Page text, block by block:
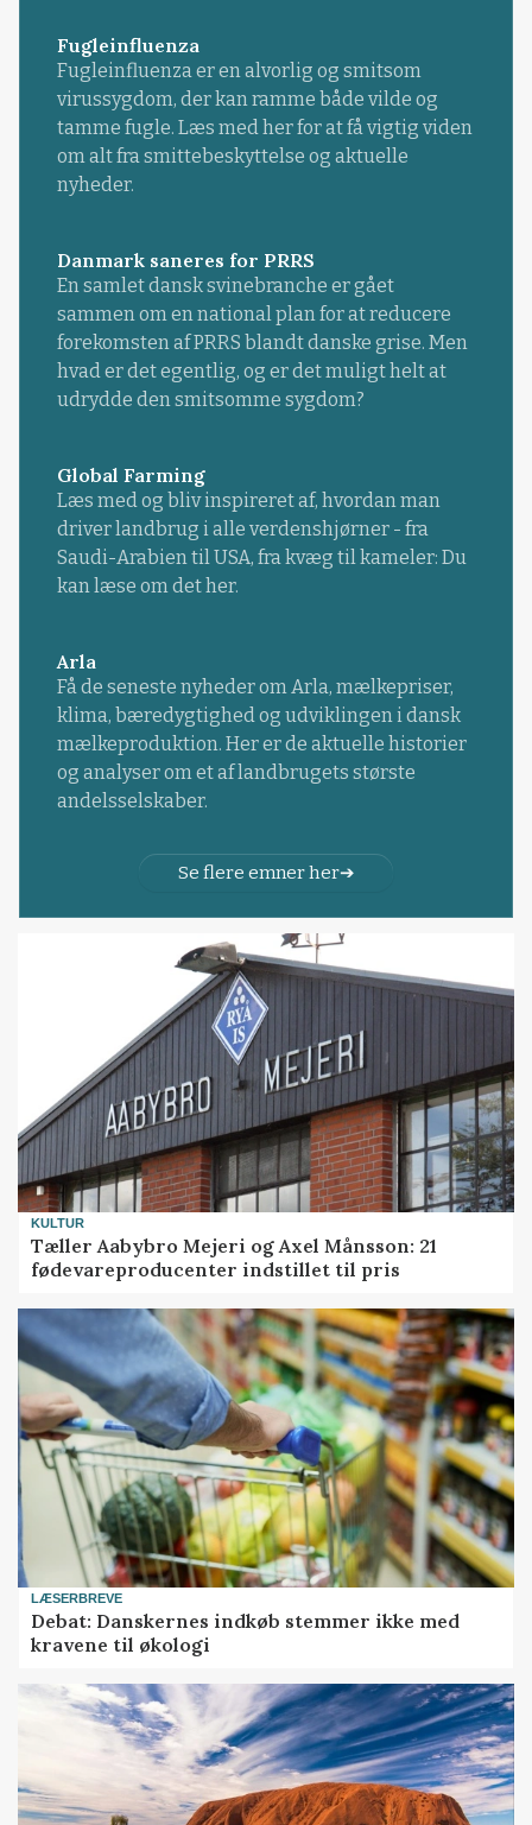
Fugleinfluenza
Fugleinfluenza er en alvorlig og smitsom
virussygdom, der kan ramme både vilde og
tamme fugle. Læs med her for at få vigtig viden
om alt fra smittebeskyttelse og aktuelle
nyheder.
Danmark saneres for PRRS
En samlet dansk svinebranche er gået
sammen om en national plan for at reducere
forekomsten af PRRS blandt danske grise. Men
hvad er det egentlig, og er det muligt helt at
udrydde den smitsomme sygdom?
Global Farming
Læs med og bliv inspireret af, hvordan man
driver landbrug i alle verdenshjørner - fra
Saudi-Arabien til USA, fra kvæg til kameler: Du
kan læse om det her.
Arla
Få de seneste nyheder om Arla, mælkepriser,
klima, bæredygtighed og udviklingen i dansk
mælkeproduktion. Her er de aktuelle historier
og analyser om et af landbrugets største
andelsselskaber.
Se flere emner her
KULTUR
Tæller Aabybro Mejeri og Axel Månsson: 21
fødevareproducenter indstillet til pris
LÆSERBREVE
Debat: Danskernes indkøb stemmer ikke med
kravene til økologi